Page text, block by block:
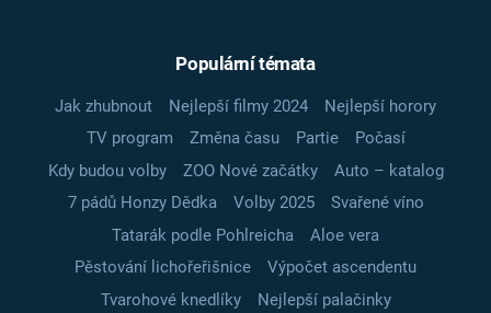
Populární témata
Jak zhubnout Nejlepší filmy 2024
Nejlepší horory
TV program
Změna času Partie
Počasí
Kdy budou volby
ZOO Nové začátky
Auto – katalog
7 pádů Honzy Dědka
Volby 2025
Svařené víno
Tatarák podle Pohlreicha
Aloe vera
Pěstování lichořeřišnice
Výpočet ascendentu
Tvarohové knedlíky
Nejlepší palačinky